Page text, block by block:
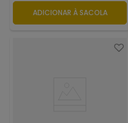
ADICIONAR À SACOLA